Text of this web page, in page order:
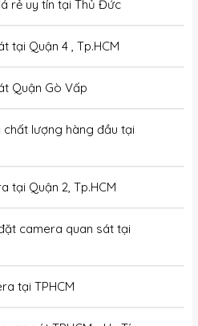
rẻ uy tín tại Thủ Đức
tại Quận 4 , Tp.HCM
Quận Gò Vấp
lượng hàng đầu tại
tại Quận 2, Tp.HCM
camera quan sát tại
tại TPHCM